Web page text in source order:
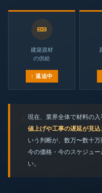
建築資材
の供給
↑ 逼迫中
現在、業界全体で材料の入
値上げや工事の遅延が見込
いう判断が、数万〜数十
今の価格・今のスケジュ
い。